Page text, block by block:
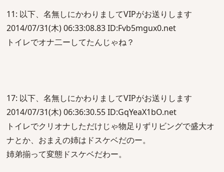
11: 以下、名無しにかわりましてVIPがお送りします
2014/07/31(木) 06:33:08.83 ID:Fvb5mgux0.net
トイレでオナ二ーしてたんじゃね？
17: 以下、名無しにかわりましてVIPがお送りします
2014/07/31(木) 06:36:30.55 ID:GqYeaX1bO.net
トイレでクリオナしただけじゃ物足りずリビングで盛大オ
ナとか、おまえの姉はドスケベだのー。
姉弟揃って変態ドスケベだわー。